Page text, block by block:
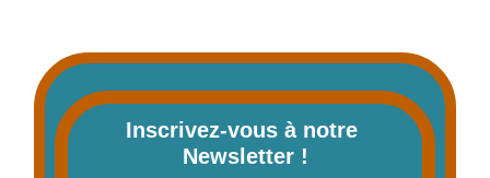
Inscrivez-vous à notre
Newsletter !